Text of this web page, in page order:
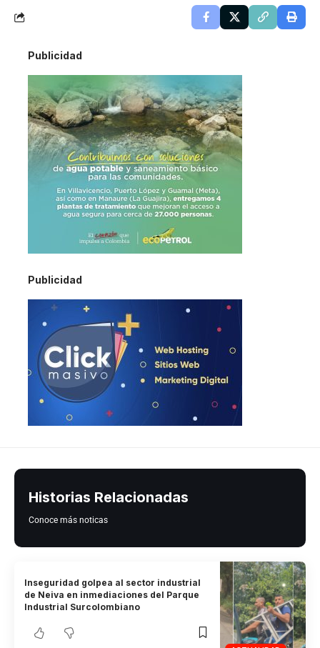
Publicidad
Publicidad
Historias Relacionadas
Conoce más noticas
Inseguridad golpea al sector industrial
de Neiva en inmediaciones del Parque
Industrial Surcolombiano